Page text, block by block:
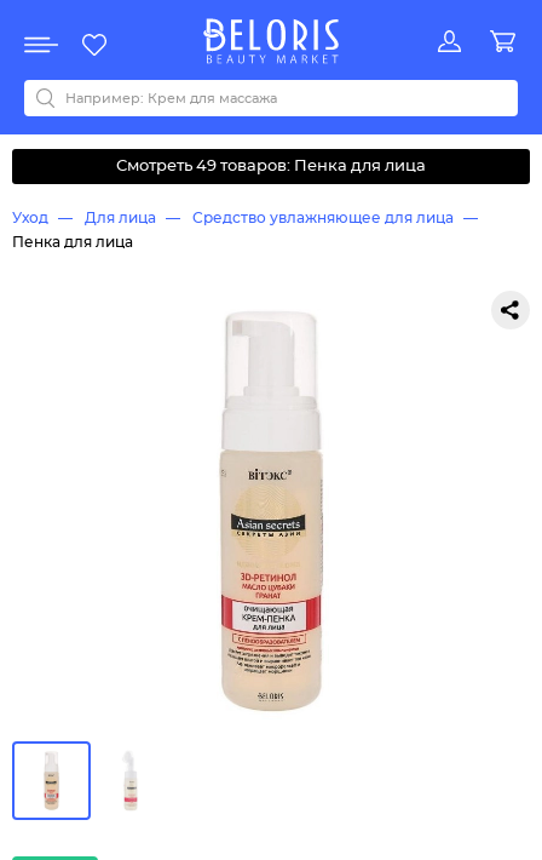
Акции
Все бренды
0-9ABCDEFGHIJKLMNOPQRSTUVWYZАБВДЗИМОКЛНПРСТУФ
Смотреть 49 товаров: Пенка для лица
Уход Для лица
Средство увлажняющее для лица
Пенка для лица